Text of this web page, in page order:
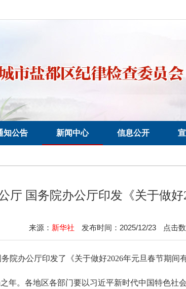
知公告 新闻中心 信息公开
厅 国务院办公厅印发《关于做
来源： 新华社 发布时间：2025/12/23 点击数
办公厅印发了《关于做好2026年元旦春节期间
。各地区各部门要以习近平新时代中国特色社